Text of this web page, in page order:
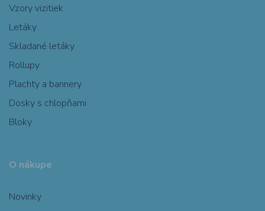
Vzory vizitiek
Letáky
Skladané letáky
Rollupy
Plachty a bannery
Dosky s chlopňami
Bloky
O nákupe
Novinky